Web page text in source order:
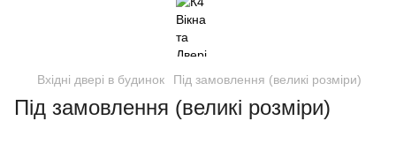
Вхідні двері в будинок Під замовлення (великі розміри)
Під замовлення (великі розміри)